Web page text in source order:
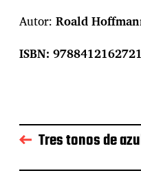
Autor: Roald
ISBN: 9788412162721
Tres tonos de